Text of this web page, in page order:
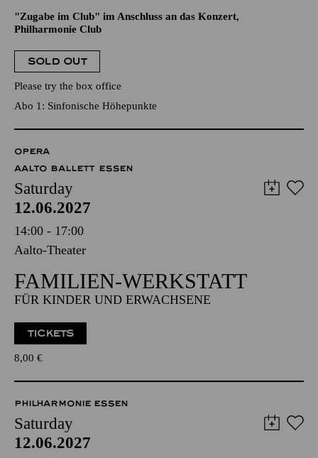
"Zugabe im Club" im Anschluss an das Konzert,
Philharmonie Club
SOLD OUT
Please try the box office
Abo 1: Sinfonische Höhepunkte
OPERA
AALTO BALLETT ESSEN
Saturday
12.06.2027
14:00 - 17:00
Aalto-Theater
FAMILIEN-WERKSTATT
FÜR KINDER UND ERWACHSENE
TICKETS
8,00 €
PHILHARMONIE ESSEN
Saturday
12.06.2027